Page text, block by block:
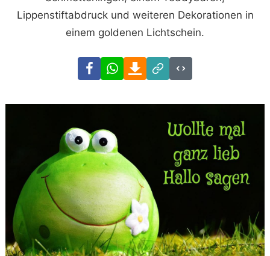
Lippenstiftabdruck und weiteren Dekorationen in
einem goldenen Lichtschein.
FacebookWhatsAppDownload
Link
Code